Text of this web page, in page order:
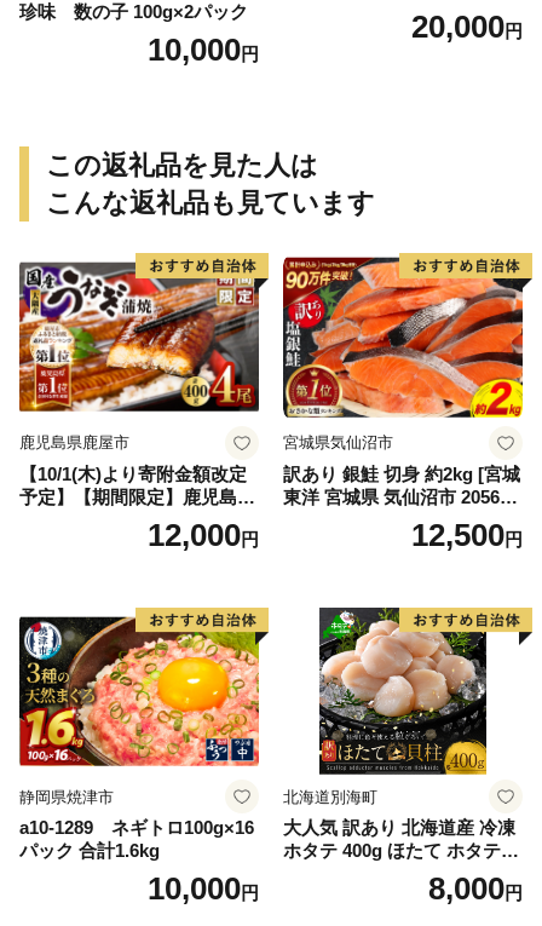
珍味 数の子 100g×2パック
10,000円
20,000円
この返礼品を見た人は
こんな返礼品も見ています
鹿児島県鹿屋市
【10/1(木)より寄附金額改定
予定】【期間限定】鹿児島県
大隅産うなぎ蒲焼4尾（400
g） KN007-02312,000円
宮城県気仙沼市
訳あり 銀鮭 切身 約2kg [宮城
東洋 宮城県 気仙沼市 205649
91] 鮭 魚介類 海鮮 訳アリ 規
格外 不揃い さけ サケ 鮭切身
切り身 魚 わけあり
12,500円
静岡県焼津市
a10-1289 ネギトロ100g×16
パック 合計1.6kg
10,000円
北海道別海町
大人気 訳あり 北海道産 冷凍
ホタテ 400g ほたて ホタテ
8,000円